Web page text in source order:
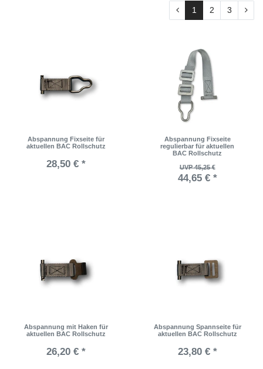
1 2 3
Abspannung Fixseite für
aktuellen BAC Rollschutz
28,50 € *
Abspannung Fixseite
regulierbar für aktuellen
BAC Rollschutz
UVP 45,25 €
44,65 € *
Abspannung mit Haken für
aktuellen BAC Rollschutz
26,20 € *
Abspannung Spannseite für
aktuellen BAC Rollschutz
23,80 € *